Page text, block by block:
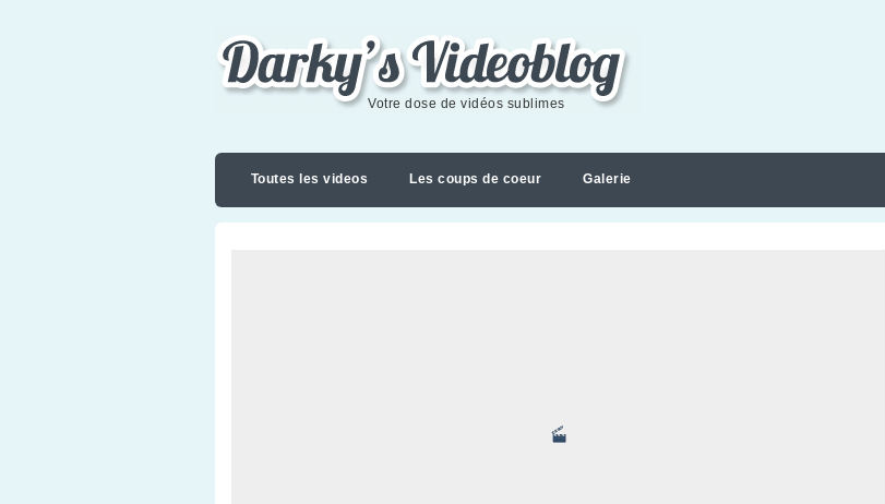
Darky's videoblog
Votre dose de vidéos sublimes
Toutes les videos Les coups de coeur Galerie